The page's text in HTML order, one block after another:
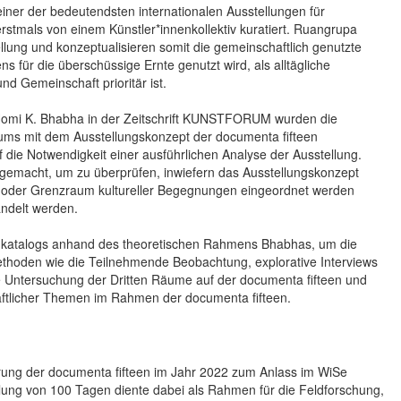
der bedeutendsten internationalen Ausstellungen für
von einem Künstler*innenkollektiv kuratiert. Ruangrupa
und konzeptualisieren somit die gemeinschaftlich genutzte
für die überschüssige Ernte genutzt wird, als alltägliche
Gemeinschaft prioritär ist.
K. Bhabha in der Zeitschrift KUNSTFORUM wurden die
mit dem Ausstellungskonzept der documenta fifteen
Notwendigkeit einer ausführlichen Analyse der Ausstellung.
um zu überprüfen, inwiefern das Ausstellungskonzept
Grenzraum kultureller Begegnungen eingeordnet werden
werden.
anhand des theoretischen Rahmens Bhabhas, um die
wie die Teilnehmende Beobachtung, explorative Interviews
der Dritten Räume auf der documenta fifteen und
Themen im Rahmen der documenta fifteen.
der documenta fifteen im Jahr 2022 zum Anlass im WiSe
von 100 Tagen diente dabei als Rahmen für die Feldforschung,